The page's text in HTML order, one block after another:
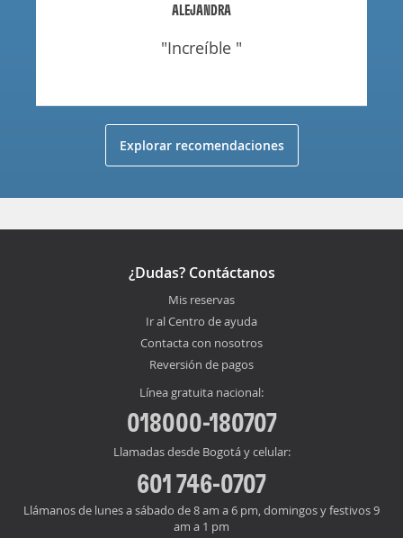
ALEJANDRA
"increíble "
Explorar recomendaciones
¿Dudas? Contáctanos
Mis reservas
Ir al Centro de ayuda
Contacta con nosotros
Reversión de pagos
Línea gratuita nacional:
018000-180707
Llamadas desde Bogotá y celular:
601 746-0707
Llámanos de lunes a sábado de 8 am a 6 pm, domingos y festivos 9
am a 1 pm